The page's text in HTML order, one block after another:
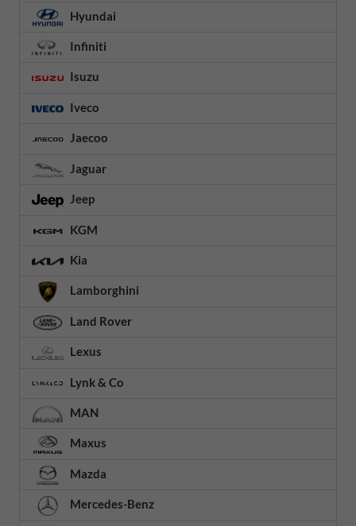
Hyundai
Infiniti
Isuzu
Iveco
Jaecoo
Jaguar
Jeep
KGM
Kia
Lamborghini
Land Rover
Lexus
Lynk & Co
MAN
Maxus
Mazda
Mercedes-Benz